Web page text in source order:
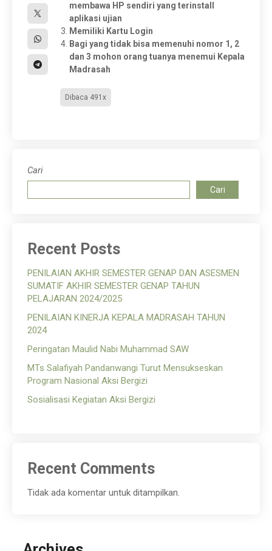
membawa HP sendiri yang terinstall
aplikasi ujian
Memiliki Kartu Login
Bagi yang tidak bisa memenuhi nomor 1, 2
dan 3 mohon orang tuanya menemui Kepala
Madrasah
Dibaca 491x
Cari
Cari
Recent Posts
PENILAIAN AKHIR SEMESTER GENAP DAN ASESMEN
SUMATIF AKHIR SEMESTER GENAP TAHUN
PELAJARAN 2024/2025
PENILAIAN KINERJA KEPALA MADRASAH TAHUN
2024
Peringatan Maulid Nabi Muhammad SAW
MTs Salafiyah Pandanwangi Turut Mensukseskan
Program Nasional Aksi Bergizi
Sosialisasi Kegiatan Aksi Bergizi
Recent Comments
Tidak ada komentar untuk ditampilkan.